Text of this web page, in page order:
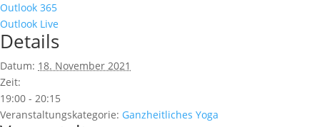
Outlook 365
Outlook Live
Details
Datum: 18. November 2021
Zeit:
19:00 - 20:15
Veranstaltungskategorie: Ganzheitliches Yoga